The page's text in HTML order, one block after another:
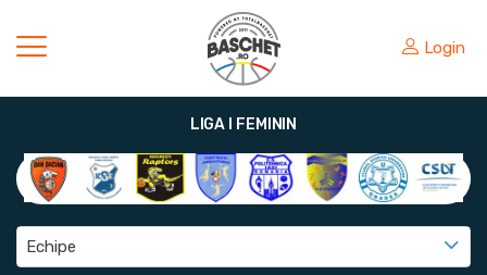
Login
LIGA I FEMININ
Echipe